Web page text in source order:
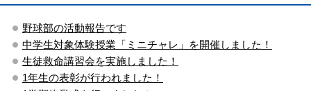
野球部の活動報告です
中学生対象体験授業「ミニチャレ」を開催しました！
生徒救命講習会を実施しました！
1年生の表彰が行われました！